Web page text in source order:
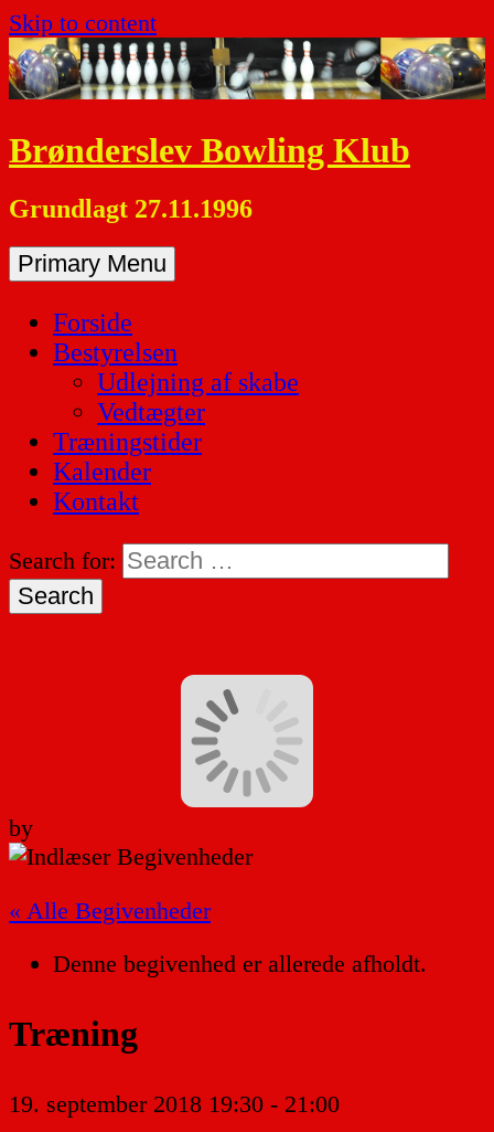
Skip to content
Brønderslev Bowling Klub
Grundlagt 27.11.1996
Primary Menu
Forside
Bestyrelsen
Udlejning af skabe
Vedtægter
Træningstider
Kalender
Kontakt
Search for:
by
« Alle Begivenheder
Denne begivenhed er allerede afholdt.
Træning
19. september 2018 19:30 - 21:00